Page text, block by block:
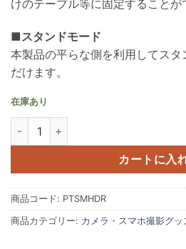
けのテーブル等に固定することが
■スタンドモード
本製品の平らな側を利用してス
だけます。
在庫あり
JTT ポータブルスマホホルダー
カートに入
商品コード: PTSMHDR
商品カテゴリー: カメラ・スマホ撮影グッ